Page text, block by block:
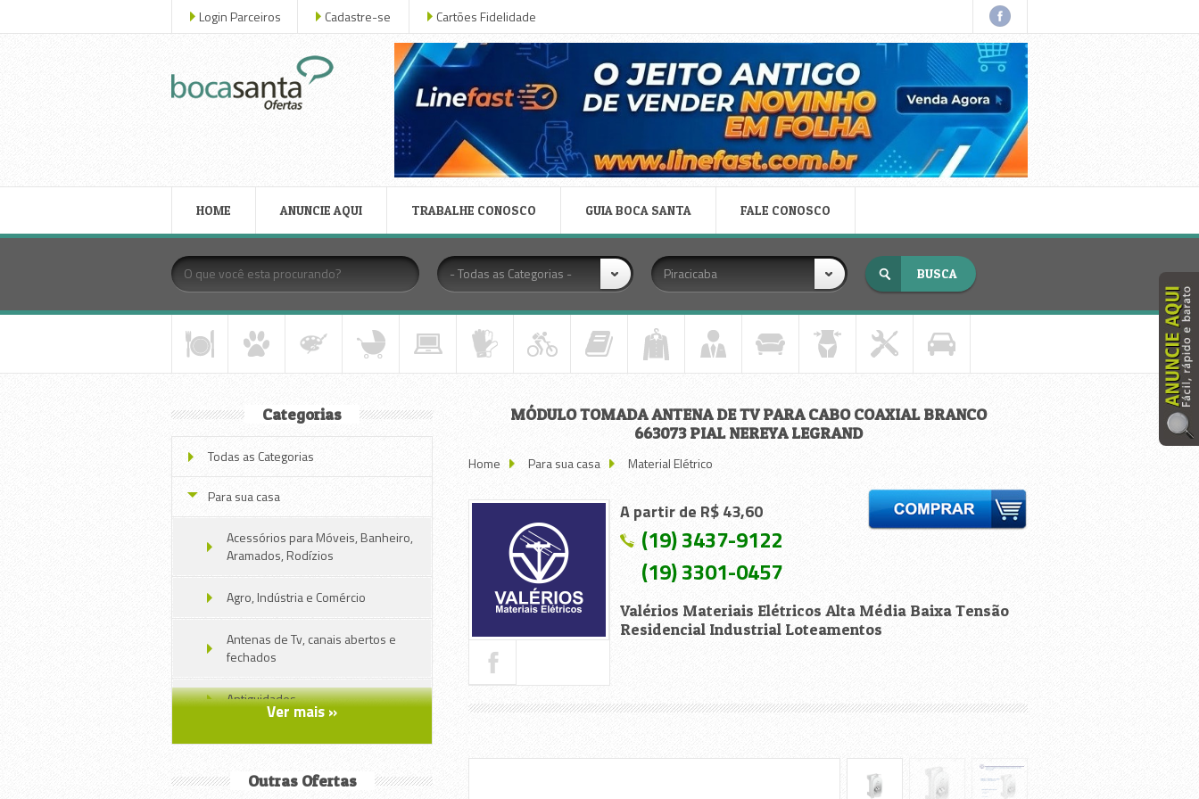
Login Parceiros Cadastre-se Cartões Fidelidade
HOME ANUNCIE AQUI TRABALHE CONOSCO GUIA BOCA SANTA FALE CONOSCO
- Todas as Categorias - Piracicaba
MÓDULO TOMADA ANTENA DE TV PARA CABO COAXIAL BRANCO
663073 PIAL NEREYA LEGRAND
Home
Para sua casa Material Elétrico
A partir de R$ 43,60
(19) 3437-9122
(19) 3301-0457
Valérios Materiais Elétricos Alta Média Baixa Tensão
Residencial Industrial Loteamentos
Categorias
Todas as Categorias
Para sua casa
Acessórios para Móveis, Banheiro,
Aramados, Rodízios
Agro, Indústria e Comércio
Antenas de Tv, canais abertos e
fechados
Antiguidades
Ar condicionado, aquecedores e
Ver mais »
Outras Ofertas